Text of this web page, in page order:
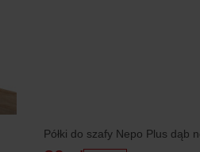
Półki do szafy Nepo Plus dąb